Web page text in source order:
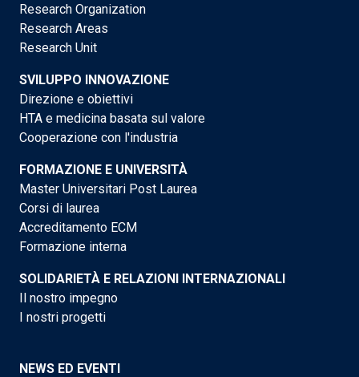
Research Organization
Research Areas
Research Unit
SVILUPPO INNOVAZIONE
Direzione e obiettivi
HTA e medicina basata sul valore
Cooperazione con l'industria
FORMAZIONE E UNIVERSITÀ
Master Universitari Post Laurea
Corsi di laurea
Accreditamento ECM
Formazione interna
SOLIDARIETÀ E RELAZIONI INTERNAZIONALI
Il nostro impegno
I nostri progetti
NEWS ED EVENTI